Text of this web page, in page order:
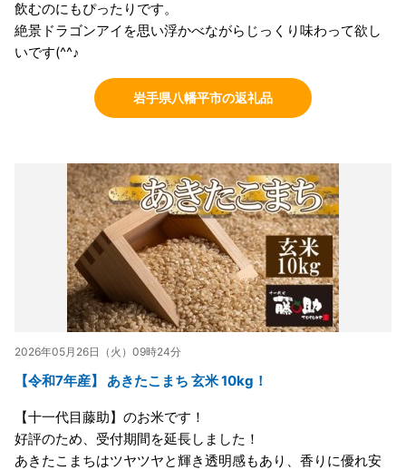
飲むのにもぴったりです。
絶景ドラゴンアイを思い浮かべながらじっくり味わって欲し
いです(^^♪
岩手県八幡平市の返礼品
2026年05月26日（火）09時24分
【令和7年産】 あきたこまち 玄米 10kg！
【十一代目藤助】のお米です！
好評のため、受付期間を延長しました！
あきたこまちはツヤツヤと輝き透明感もあり、香りに優れ安